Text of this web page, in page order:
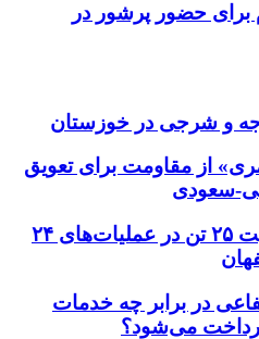
حضور پرشور در
از مقاومت برای تعویق
سعودی
فوت ۴ نفر و مصدومیت ۲۵ تن در عملیات‌های ۲۴
در برابر چه خدمات
می‌شود؟